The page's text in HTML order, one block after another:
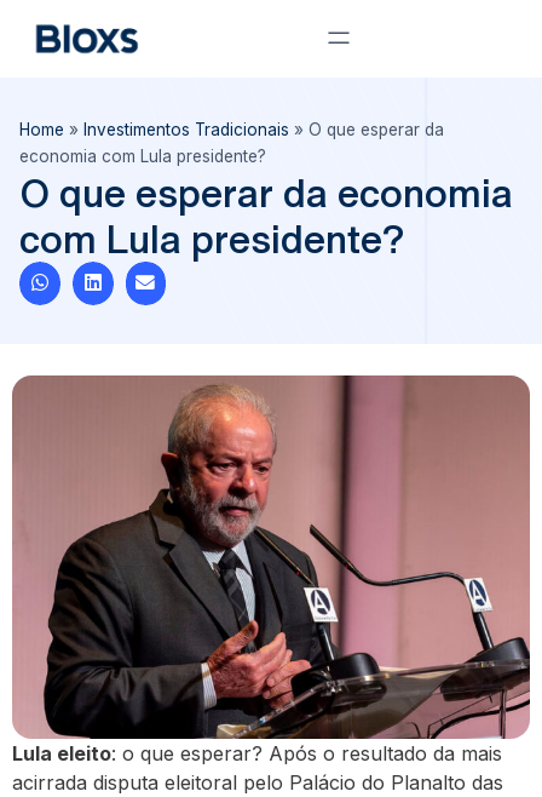
Home » Investimentos Tradicionais » O que esperar da
economia com Lula presidente?
O que esperar da economia
com Lula presidente?
Lula eleito: o que esperar? Após o resultado da mais
acirrada disputa eleitoral pelo Palácio do Planalto das